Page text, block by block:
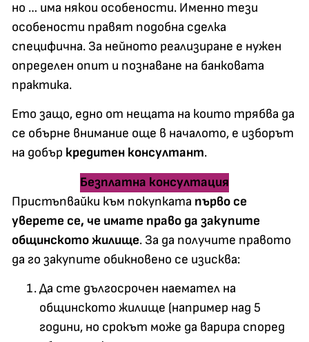
но … има някои особености. Именно тези
особености правят подобна сделка
специфична. За нейното реализиране е нужен
определен опит и познаване на банковата
практика.
Ето защо, едно от нещата на които трябва да
се обърне внимание още в началото, е изборът
на добър кредитен консултант.
Безплатна консултация
Пристъпвайки към покупката първо се
уверете се, че имате право да закупите
общинското жилище. За да получите правото
да го закупите обикновено се изисква:
Да сте дългосрочен наемател на
общинското жилище (например над 5
години, но срокът може да варира според